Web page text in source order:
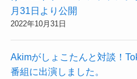
月31日より公開
2022年10月31日
Akimがしょこたんと対談！
番組に出演しました。